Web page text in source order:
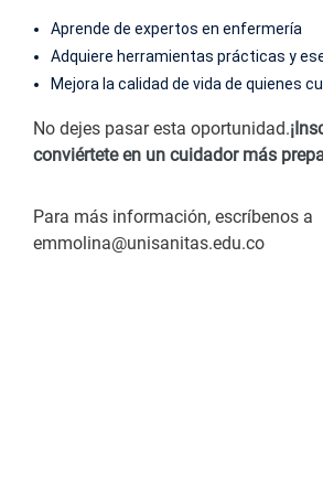
Aprende de expertos en enfermería
Adquiere herramientas prácticas y
Mejora la calidad de vida de quienes
No dejes pasar esta oportunidad.
conviértete en un cuidador más
Para más información, escríbenos a
emmolina@unisanitas.edu.co